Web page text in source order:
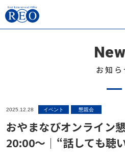
サポート内容
体験談
お知ら
2025.12.28 イベント 懇親会
おやまなびオンライン
20:00〜｜“話しても聴
子どもの
検
言い過ぎた後に親ができるこ
不登校の子どもに進路の話
おきたい切り出し方と関わり
学習面・
検
える学校の特徴を解説
令和8年度から「情報」が必
変更点と不登校生への影響
親御さん
検
不登校のこどもの味方！自
ターの実際と活用事例